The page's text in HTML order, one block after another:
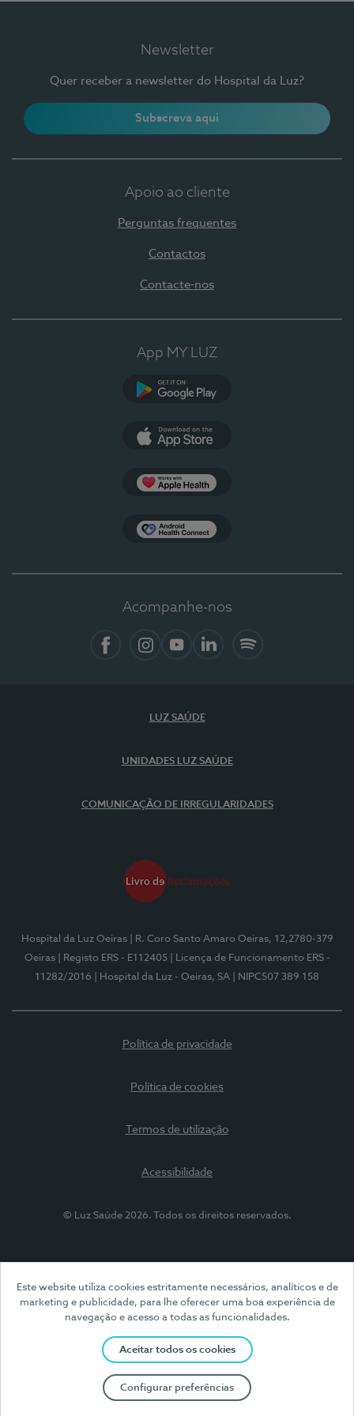
Este website utiliza cookies estritamente necessários, analíticos e de
marketing e publicidade, para lhe oferecer uma boa experiência de
navegação e acesso a todas as funcionalidades.
Aceitar todos os cookies
Configurar preferências
Newsletter
Quer receber a newsletter do Hospital da Luz?
Subscreva aqui
Apoio ao cliente
Perguntas frequentes
Contactos
Contacte-nos
App MY LUZ
Acompanhe-nos
LUZ SAÚDE
UNIDADES LUZ SAÚDE
COMUNICAÇÃO DE IRREGULARIDADES
Hospital da Luz Oeiras
| R. Coro Santo Amaro Oeiras, 12,2780-379
Oeiras
| Registo ERS - E112405
| Licença de Funcionamento ERS -
11282/2016
| Hospital da Luz - Oeiras, SA | NIPC507 389 158
Política de privacidade
Política de cookies
Termos de utilização
Acessibilidade
© Luz Saúde 2026. Todos os direitos reservados.